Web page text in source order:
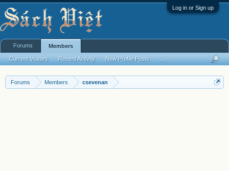
Log in or Sign up
Forums Members csevenan
Forums Members
Current Visitors Recent Activity New Profile Posts